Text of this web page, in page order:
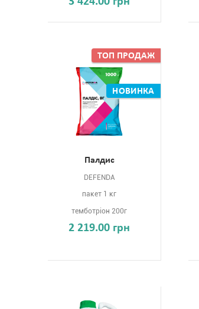
Палдис
ТОП ПРОДАЖ
НОВИНКА
DEFENDA
пакет 1 кг
темботріон 200г
2 219.00 грн